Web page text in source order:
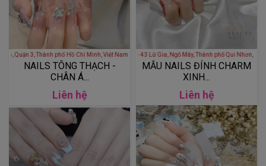
phường 5, Quận 3, Thành phố Hồ Chí Minh, Việt Nam
NAILS TÔNG THẠCH -
CHÂN Á...
Liên hệ
NAILS MOMS - 43 Lữ Gia, Ngô Mây, Thành phố
MẪU NAILS ĐÍNH CHARM
XINH...
Liên hệ